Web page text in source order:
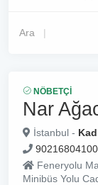
Ara
NÖBETÇI
Nar
İstanbul -
Feneryolu
Minibüs Yolu